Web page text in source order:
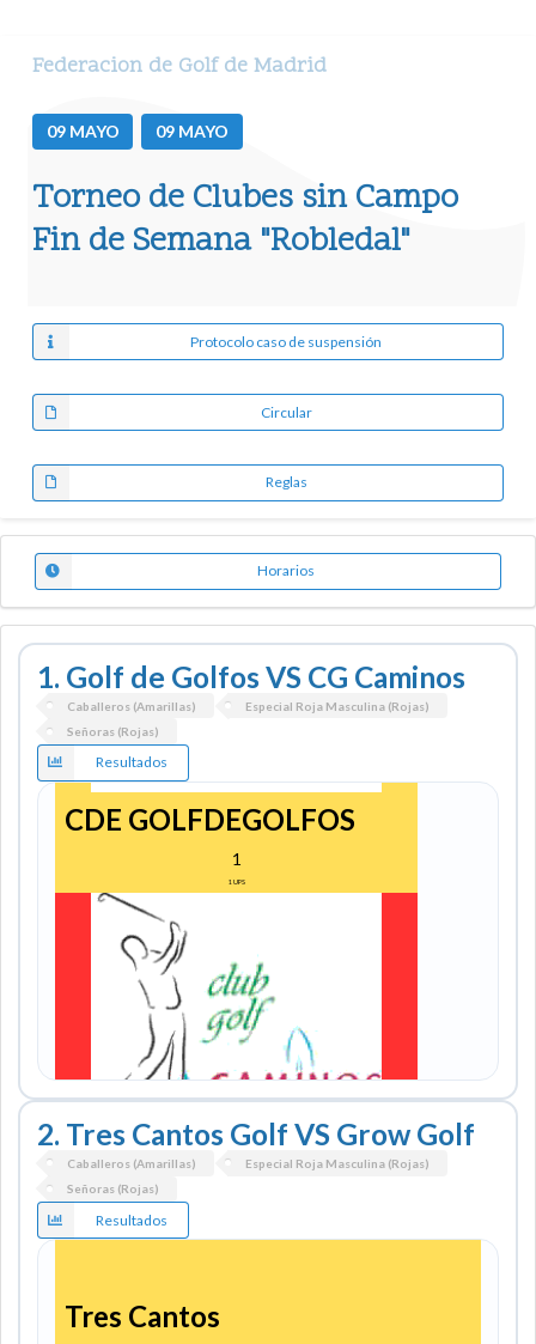
Federacion de Golf de Madrid
09 MAYO 09 MAYO
Torneo de Clubes sin Campo
Fin de Semana "Robledal"
Protocolo caso de suspensión
Circular
Reglas
Horarios
1. Golf de Golfos VS CG Caminos
Caballeros (Amarillas)
Especial Roja Masculina (Rojas)
Señoras (Rojas)
Resultados
CDE GOLFDEGOLFOS
1
1 UPS
CLUB DE GOLF CAMINOS
2. Tres Cantos Golf VS Grow Golf
Caballeros (Amarillas)
Especial Roja Masculina (Rojas)
Señoras (Rojas)
Resultados
Tres Cantos